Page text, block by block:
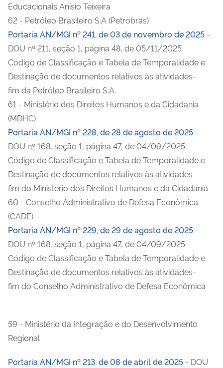
Educacionais Anísio Teixeira
62 - Petróleo Brasileiro S.A (Petrobras)
Portaria AN/MGI nº 241, de 03 de novembro de 2025 -
DOU nº 211, seção 1, página 48, de 05/11/2025
Código de Classificação e Tabela de Temporalidade e
Destinação de documentos relativos às atividades-
fim da Petróleo Brasileiro S.A.
61 - Ministério dos Direitos Humanos e da Cidadania
(MDHC)
Portaria AN/MGI nº 228, de 28 de agosto de 2025 -
DOU nº 168, seção 1, página 47, de 04/09/2025
Código de Classificação e Tabela de Temporalidade e
Destinação de documentos relativos às atividades-
fim do Ministério dos Direitos Humanos e da Cidadania
60 - Conselho Administrativo de Defesa Econômica
(CADE)
Portaria AN/MGI nº 229, de 29 de agosto de 2025 -
DOU nº 168, seção 1, página 47, de 04/09/2025
Código de Classificação e Tabela de Temporalidade e
Destinação de documentos relativos às atividades-
fim do Conselho Administrativo de Defesa Econômica
59 - Ministério da Integração e do Desenvolvimento
Regional
Portaria AN/MGI nº 213, de 08 de abril de 2025 - DOU